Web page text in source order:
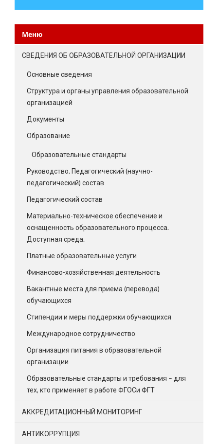
Меню
СВЕДЕНИЯ ОБ ОБРАЗОВАТЕЛЬНОЙ ОРГАНИЗАЦИИ
Основные сведения
Структура и органы управления образовательной
организацией
Документы
Образование
Образовательные стандарты
Руководство. Педагогический (научно-
педагогический) состав
Педагогический состав
Материально-техническое обеспечение и
оснащенность образовательного процесса.
Доступная среда.
Платные образовательные услуги
Финансово-хозяйственная деятельность
Вакантные места для приема (перевода)
обучающихся
Стипендии и меры поддержки обучающихся
Международное сотрудничество
Организация питания в образовательной
организации
Образовательные стандарты и требования – для
тех, кто применяет в работе ФГОСи ФГТ
АККРЕДИТАЦИОННЫЙ МОНИТОРИНГ
АНТИКОРРУПЦИЯ